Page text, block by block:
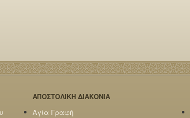
ΑΠΟΣΤΟΛΙΚΗ ΔΙΑΚΟΝΙΑ
Αγία Γραφή